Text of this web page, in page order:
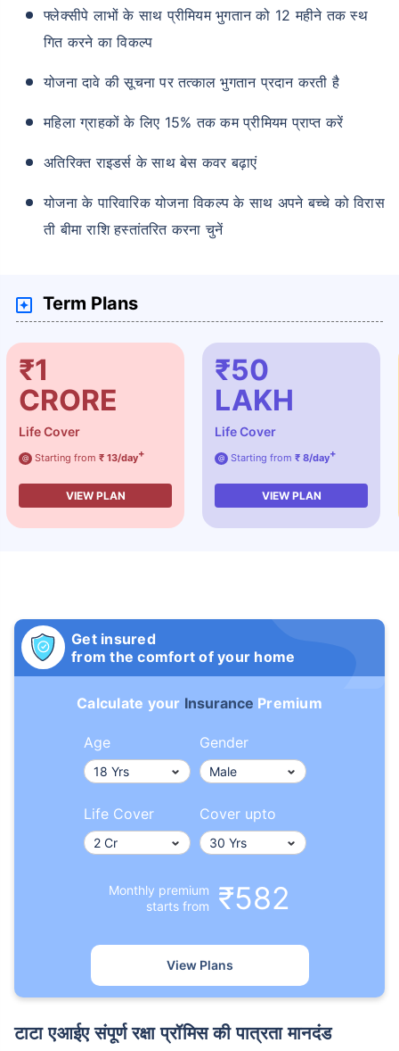
फ्लेक्सीपे लाभों के साथ प्रीमियम भुगतान को 12 महीने तक स्थ
गित करने का विकल्प
योजना दावे की सूचना पर तत्काल भुगतान प्रदान करती है
महिला ग्राहकों के लिए 15% तक कम प्रीमियम प्राप्त करें
अतिरिक्त राइडर्स के साथ बेस कवर बढ़ाएं
योजना के पारिवारिक योजना विकल्प के साथ अपने बच्चे को विरास
ती बीमा राशि हस्तांतरित करना चुनें
Term Plans
₹1
CRORE
Life Cover
@ Starting from ₹ 13/day+
VIEW PLAN
₹50
LAKH
Life Cover
@ Starting from ₹ 8/day+
VIEW PLAN
Get insured
from the comfort of your home
Calculate your Insurance Premium
Age Gender
Life Cover Cover upto
Monthly premium
starts from
₹582
View Plans
टाटा एआईए संपूर्ण रक्षा प्रॉमिस की पात्रता मानदंड